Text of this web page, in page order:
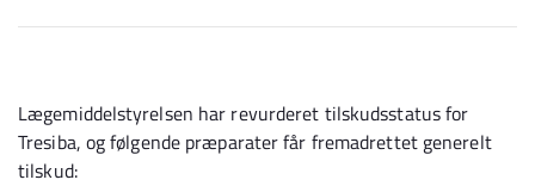
Lægemiddelstyrelsen har revurderet tilskudsstatus for
Tresiba, og følgende præparater får fremadrettet generelt
tilskud: